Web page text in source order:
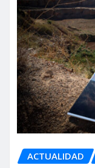
ACTUALIDAD